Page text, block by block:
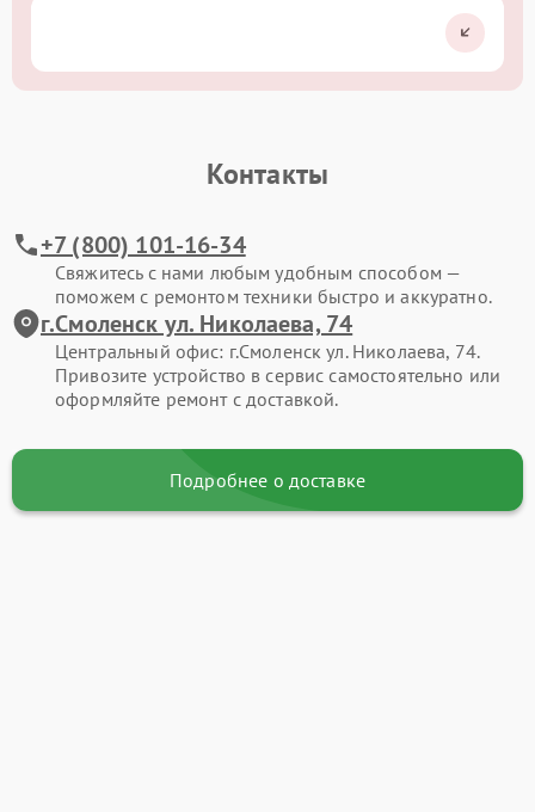
Контакты
+7 (800) 101-16-34
Свяжитесь с нами любым удобным способом —
поможем с ремонтом техники быстро и аккуратно.
г.Смоленск ул. Николаева, 74
Центральный офис: г.Смоленск ул. Николаева, 74.
Привозите устройство в сервис самостоятельно или
оформляйте ремонт с доставкой.
Подробнее о доставке